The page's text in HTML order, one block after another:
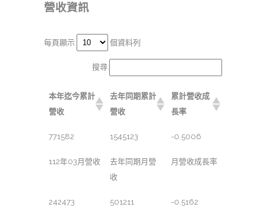
營收資訊
每頁顯示 個資料列
搜尋:
本年迄今累計
營收
去年同期累計
營收
累計營收成
長率
771582 1545123 -0.5006
112年03月營收
去年同期月營
收
月營收成長率
242473 501211 -0.5162